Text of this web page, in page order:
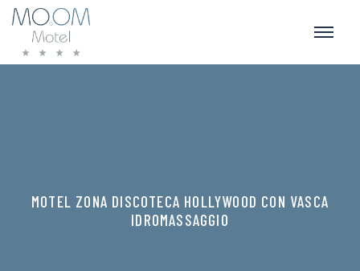
MOTEL ZONA DISCOTECA HOLLYWOOD CON VASCA
IDROMASSAGGIO